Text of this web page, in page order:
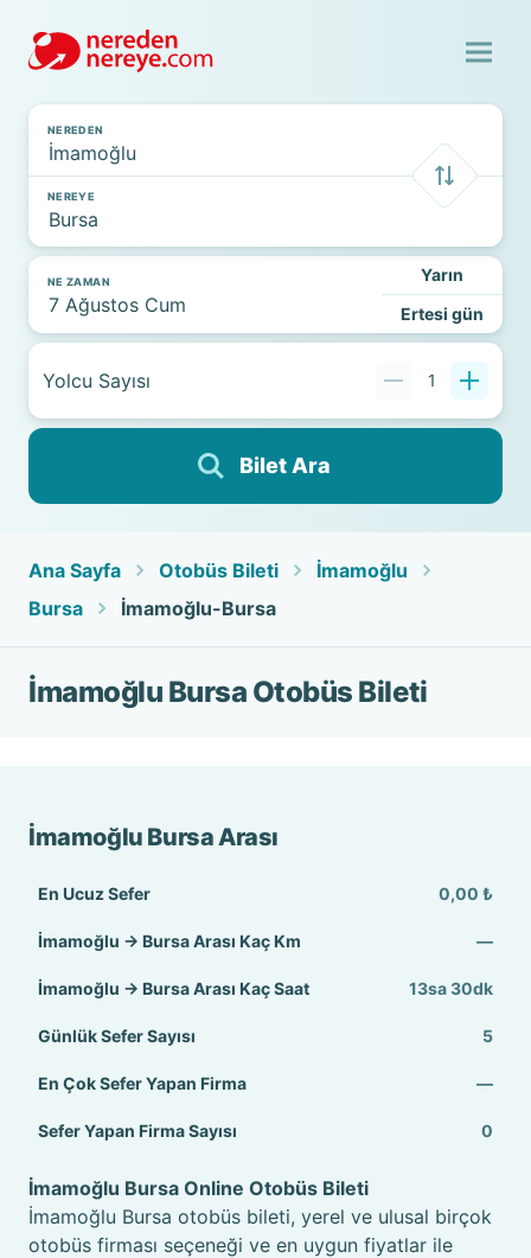
NEREDEN
NEREYE
NE ZAMAN
Yarın
Ertesi gün
Yolcu Sayısı 1
Bilet Ara
Ana Sayfa Otobüs Bileti
İmamoğlu
Bursa
İmamoğlu-Bursa
İmamoğlu Bursa Otobüs Bileti
İmamoğlu Bursa Arası
En Ucuz Sefer 0,00 ₺
İmamoğlu → Bursa Arası Kaç Km —
İmamoğlu → Bursa Arası Kaç Saat 13sa 30dk
Günlük Sefer Sayısı 5
En Çok Sefer Yapan Firma —
Sefer Yapan Firma Sayısı 0
İmamoğlu Bursa Online Otobüs Bileti
İmamoğlu Bursa otobüs bileti, yerel ve ulusal birçok
otobüs firması seçeneği ve en uygun fiyatlar ile